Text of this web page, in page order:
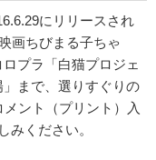
にリリースされ
画ちびまる子ちゃ
プラ「白猫プロジェ
まで、選りすぐりの
ント（プリント）入
みください。